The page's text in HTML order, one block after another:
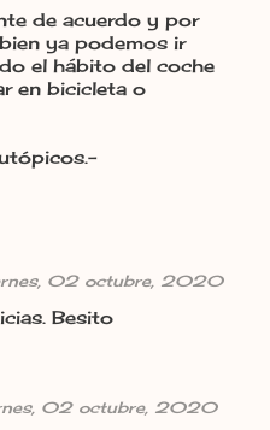
de acuerdo y por
ya podemos ir
el hábito del coche
en bicicleta o
02 octubre, 2020
Besito
02 octubre, 2020